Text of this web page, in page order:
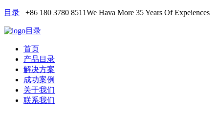
目录 +86 180 3780 8511We Hava More 35 Years Of Expeiences
目录
首页
产品目录
解决方案
成功案例
关于我们
联系我们